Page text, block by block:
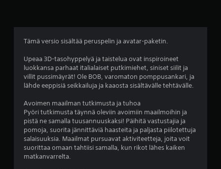
h
e
ä
v
Tämä versio sisältää peruspelin ja avatar-paketin.
Upeaa 3D-tasohyppelyä ja taistelua ovat inspiroineet
luokkansa parhaat italialaiset putkimiehet, siniset siilit ja
villit pussimäyrät! Ole BOB, varomaton pomppusankari, ja
lähde eeppisiä seikkailuja ja kaaosta sisältävälle tehtävälle.
Avoimen maailman tutkimusta ja tuhoa
Pyöri tutkimusta täynnä oleviin avoimiin maailmoihin ja
pistä ne samalla tuusannuuskaksi! Päihitä vastustajia ja
pomoja, suorita jännittäviä haasteita ja paljasta piilotettuja
salaisuuksia. Maailmat pursuavat aktiviteetteja, joita voit
suorittaa omaan tahtiisi samalla, kun rikot lähes kaiken
matkanvarrelta.